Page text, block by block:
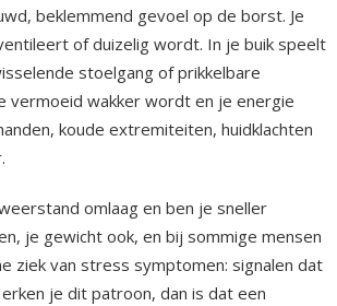
beklemmend gevoel op de borst. Je
of duizelig wordt. In je buik speelt
stoelgang of prikkelbare
vermoeid wakker wordt en je energie
koude extremiteiten, huidklachten
omlaag en ben je sneller
je gewicht ook, en bij sommige mensen
ziek van stress symptomen: signalen dat
je dit patroon, dan is dat een